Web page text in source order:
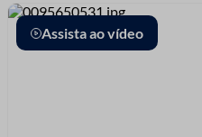
Assista ao vídeo
3º
botão
4º
elastico